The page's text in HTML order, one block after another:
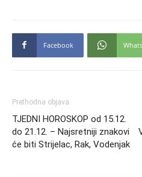
Facebook
Prethodna objava
TJEDNI HOROSKOP od 15.12.
do 21.12. – Najsretniji znakovi
će biti Strijelac, Rak, Vodenjak